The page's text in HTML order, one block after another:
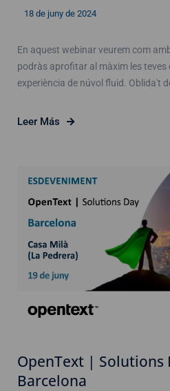
18 de juny de 2024
En aquest webinar veurem com
podràs aprofitar al màxim les
experiència de núvol fluid. Oblida't
Leer Más
OpenText | Solutions
Barcelona